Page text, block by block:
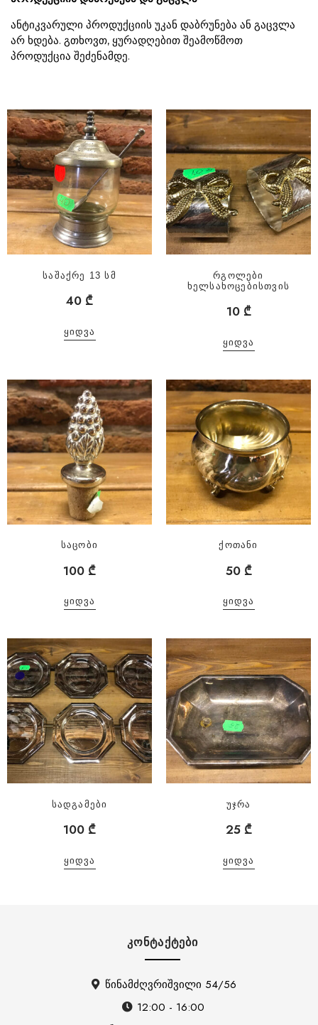
ანტიკვარული პროდუქციის უკან დაბრუნება ან გაცვლა
არ ხდება. გთხოვთ, ყურადღებით შეამოწმოთ
პროდუქცია შეძენამდე.
საშაქრე 13 სმ
40 ₾
ᲧᲘᲓᲕᲐ
რგოლები
ხელსახოცებისთვის
10 ₾
ᲧᲘᲓᲕᲐ
საცობი
100 ₾
ᲧᲘᲓᲕᲐ
ქოთანი
50 ₾
ᲧᲘᲓᲕᲐ
სადგამები
100 ₾
ᲧᲘᲓᲕᲐ
უჯრა
25 ₾
ᲧᲘᲓᲕᲐ
ᲙᲝᲜᲢᲐᲥᲢᲔᲑᲘ
წინამძღვრიშვილი 54/56
12:00 - 16:00